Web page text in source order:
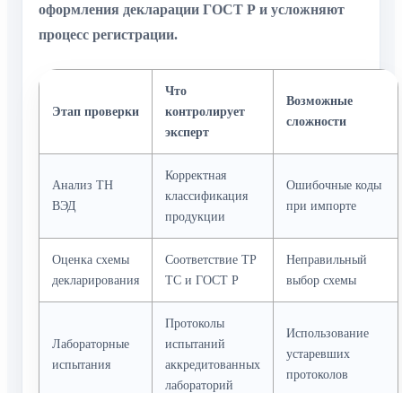
оформления декларации ГОСТ Р и усложняют
процесс регистрации.
Этап проверки
Что
контролирует
эксперт
Возможные
сложности
Анализ ТН
ВЭД
Корректная
классификация
продукции
Ошибочные коды
при импорте
Оценка схемы
декларирования
Соответствие ТР
ТС и ГОСТ Р
Неправильный
выбор схемы
Лабораторные
испытания
Протоколы
испытаний
аккредитованных
лабораторий
Использование
устаревших
протоколов